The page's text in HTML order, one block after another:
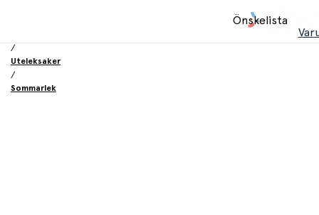
Önskelista
/
Uteleksaker
/
Sommarlek